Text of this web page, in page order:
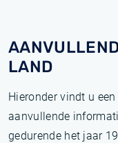
LAND
Hieronder vindt u
aanvullende
gedurende het jaar